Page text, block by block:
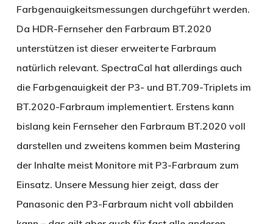
Farbgenauigkeitsmessungen durchgeführt werden.
Da HDR-Fernseher den Farbraum BT.2020
unterstützen ist dieser erweiterte Farbraum
natürlich relevant. SpectraCal hat allerdings auch
die Farbgenauigkeit der P3- und BT.709-Triplets im
BT.2020-Farbraum implementiert. Erstens kann
bislang kein Fernseher den Farbraum BT.2020 voll
darstellen und zweitens kommen beim Mastering
der Inhalte meist Monitore mit P3-Farbraum zum
Einsatz. Unsere Messung hier zeigt, dass der
Panasonic den P3-Farbraum nicht voll abbilden